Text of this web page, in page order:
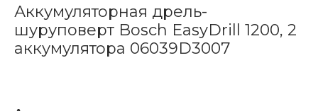
Аккумуляторная дрель-
шуруповерт Bosch EasyDrill 1200, 2
аккумулятора 06039D3007